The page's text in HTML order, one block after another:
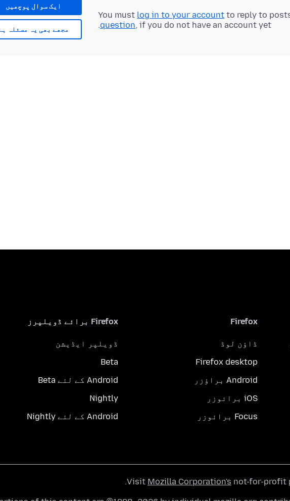
ایک سوال پوچھیں
مجھے بھی یہ مسئلہ
You must log in to your account to reply to
question, if you do not have an account yet.
Firefox
ڈاؤن لوڈ
Firefox desktop
Android براؤزر
iOS برائوزر
Focus برائوزر
Firefox برائے ڈویلپرز
ڈویلپر ایڈیشن
Beta
Android کے لئے Beta
Nightly
Android کے لئے Nightly
Visit Mozilla Corporation's not-for-profit
.